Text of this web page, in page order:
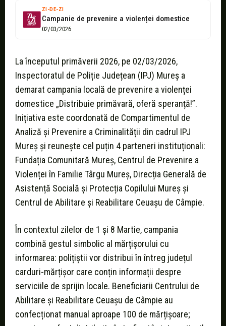
ZI-DE-ZI
Campanie de prevenire a violenței domestice
02/03/2026
La începutul primăverii 2026, pe 02/03/2026,
Inspectoratul de Poliție Județean (IPJ) Mureș a
demarat campania locală de prevenire a violenței
domestice „Distribuie primăvară, oferă speranță!”.
Inițiativa este coordonată de Compartimentul de
Analiză și Prevenire a Criminalității din cadrul IPJ
Mureș și reunește cel puțin 4 parteneri instituționali:
Fundația Comunitară Mureș, Centrul de Prevenire a
Violenței în Familie Târgu Mureș, Direcția Generală de
Asistență Socială și Protecția Copilului Mureș și
Centrul de Abilitare și Reabilitare Ceuașu de Câmpie.
În contextul zilelor de 1 și 8 Martie, campania
combină gestul simbolic al mărțișorului cu
informarea: polițiștii vor distribui în întreg județul
carduri-mărțișor care conțin informații despre
serviciile de sprijin locale. Beneficiarii Centrului de
Abilitare și Reabilitare Ceuașu de Câmpie au
confecționat manual aproape 100 de mărțișoare;